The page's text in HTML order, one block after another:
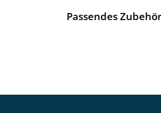
Passendes Zubehör